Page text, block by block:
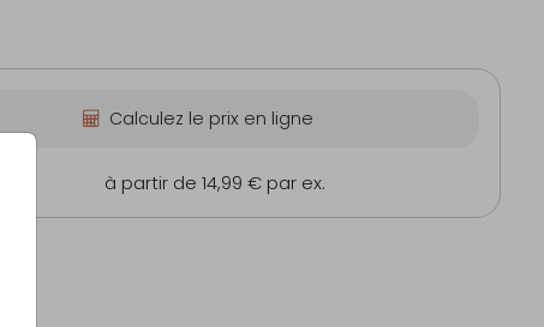
Calculez le prix en ligne
à partir de 14,99 € par ex.